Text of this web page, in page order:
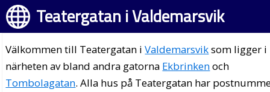
Teatergatan i Valdemarsvik
Välkommen till Teatergatan iValdemarsviksom ligger i
närheten av bland andra gatorna Ekbrinkenoch
Tombolagatan. Alla hus på Teatergatan har